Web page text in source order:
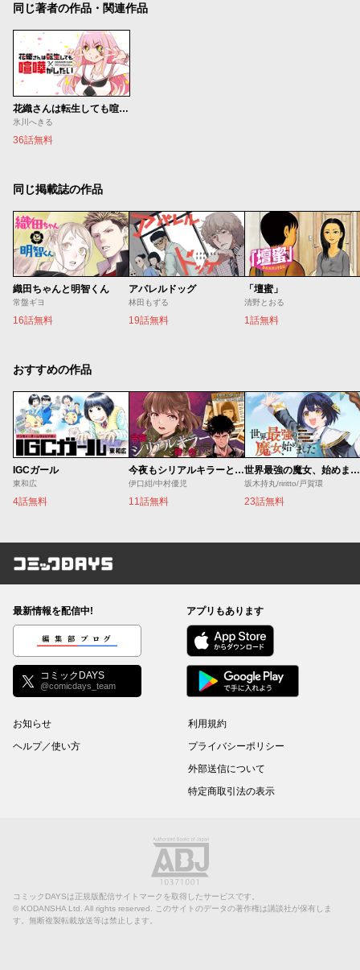
同じ著者の作品・関連作品
花織さんは転生しても喧嘩がしたい
氷川へきる
36話無料
同じ掲載誌の作品
織田ちゃんと明智くん
常盤ギヨ
16話無料
アパレルドッグ
林田もずる
19話無料
「壇蜜」
清野とおる
1話無料
おすすめの作品
IGCガール
東和広
4話無料
今夜もシリアルキラーと待ち合わせ
伊口紺/中村優児
11話無料
世界最強の魔女、始めました ～私だけ『攻略サイト』を見れる世界で自由に生きます～
坂木持丸/riritto/戸賀環
23話無料
コミックDAYS
最新情報を配信中!
編集部ブログ
コミックDAYS
@comicdays_team
アプリもあります
お知らせ
ヘルプ／使い方
利用規約
プライバシーポリシー
外部送信について
特定商取引法の表示
コミックDAYSは正規版配信サイトマークを取得したサービスです。
© KODANSHA Ltd. All rights reserved. このサイトのデータの著作権は講談社が保有しま
す。無断複製転載放送等は禁止します。